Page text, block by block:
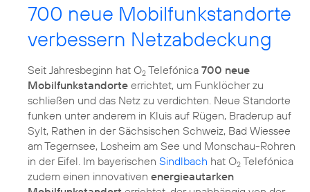
700 neue Mobilfunkstandorte
verbessern Netzabdeckung
Seit Jahresbeginn hat O2 Telefónica 700 neue
Mobilfunkstandorte errichtet, um Funklöcher zu
schließen und das Netz zu verdichten. Neue Standorte
funken unter anderem in Kluis auf Rügen, Braderup auf
Sylt, Rathen in der Sächsischen Schweiz, Bad Wiessee
am Tegernsee, Losheim am See und Monschau-Rohren
in der Eifel. Im bayerischen Sindlbach hat O2 Telefónica
zudem einen innovativen energieautarken